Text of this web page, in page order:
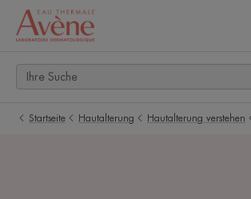
Startseite Hautalterung Hautalterung verstehen